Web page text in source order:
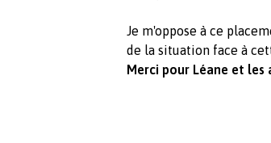
Je m'oppose à ce
de la situation face à
Merci pour Léane et les